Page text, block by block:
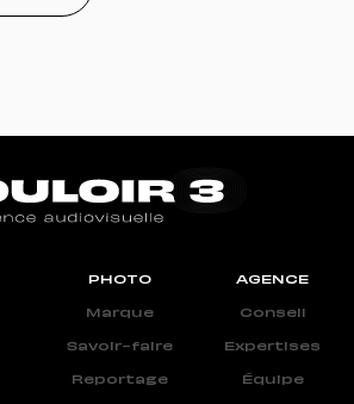
PHOTO
Marque
Savoir-faire
Reportage
AGENCE
Conseil
Expertises
Équipe